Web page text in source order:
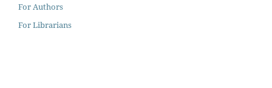
For Authors
For Librarians